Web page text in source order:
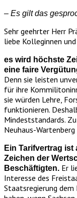
– Es gilt das
Sehr geehrter Herr
liebe Kolleginnen
es wird höchste
eine faire
Denn sie leisten
für ihre
sie würden Lehre,
funktionieren.
Mindeststandards.
Neuhaus-
Ein Tarifvertrag
Zeichen der
Beschäftigten. Er
Interesse des
Staatsregierung